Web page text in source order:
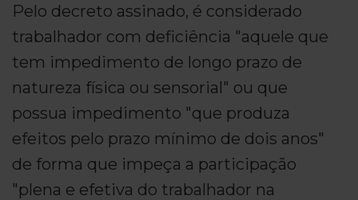
Pelo decreto assinado, é considerado
trabalhador com deficiência "aquele que
tem impedimento de longo prazo de
natureza física ou sensorial" ou que
possua impedimento "que produza
efeitos pelo prazo mínimo de dois anos"
de forma que impeça a participação
"plena e efetiva do trabalhador na